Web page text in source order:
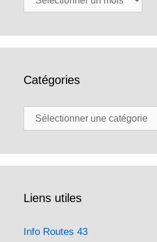
Catégories
Catégories
Liens utiles
Info Routes 43